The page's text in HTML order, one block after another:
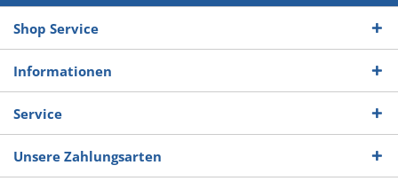
Shop Service
Informationen
Service
Unsere Zahlungsarten